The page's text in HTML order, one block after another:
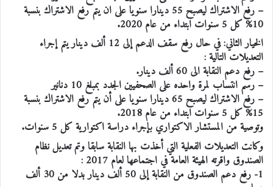
– رفع الاشتراك ليصبح 55 دينارا سنويا على ان يتم رفع الاشتراك بنسبة
10% كل 5 سنوات ابتداء من عام 2020.
الخيار الثاني: في حال رفع سقف الدعم إلى 12 ألف دينار يتم إجراء
التعديلات التالية :
– رفع دعم النقابة الى 60 ألف دينار.
– رسم انتساب لمرة واحده على الصحفيين الجدد بمبلغ 10 دنانير
– رفع الاشتراك ليصبح 65 دينارا سنويا على أن يتم رفع الاشتراك بنسبة
15% كل 5 سنوات ابتداء من عام 2018.
وتوصية من المستشار الاكتواري بإجراء دراسة اكتوارية كل 5 سنوات.
وكانت التعديلات الفعلية التي أخذت بها النقابة سابقا وتم تعديل نظام
الصندوق واقرته الهيئة العامة في اجتماعها لعام 2017 :
1- رفع دعم الصندوق من النقابة إلى 50 ألف دينار بدلا من 30 ألف